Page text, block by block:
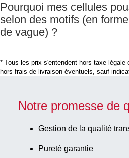
Pourquoi mes cellules
selon des motifs (en
de vague) ?
* Tous les prix s'entendent hors taxe
hors frais de livraison éventuels, sauf
Notre promesse de
Gestion de la qualité
Pureté garantie